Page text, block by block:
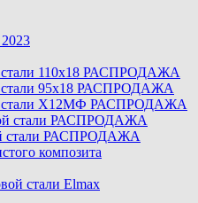
стали 110х18 РАСПРОДАЖА
стали 95х18 РАСПРОДАЖА
стали Х12МФ РАСПРОДАЖА
стали РАСПРОДАЖА
стали РАСПРОДАЖА
композита
стали Elmax